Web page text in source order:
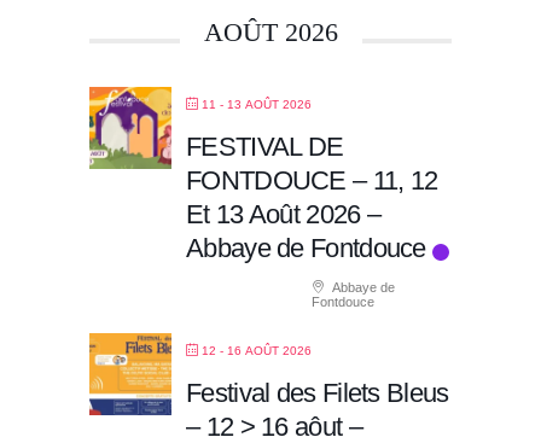
AOÛT 2026
11 - 13 AOÛT 2026
FESTIVAL DE
FONTDOUCE – 11, 12
Et 13 Août 2026 –
Abbaye de Fontdouce
Abbaye de
Fontdouce
12 - 16 AOÛT 2026
Festival des Filets Bleus
– 12 > 16 aôut –